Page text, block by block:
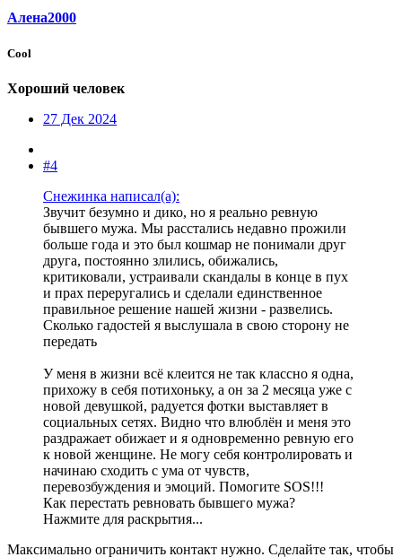
Алена2000
Cool
Хороший человек
27 Дек 2024
#4
Снежинка написал(а):
Звучит безумно и дико, но я реально ревную
бывшего мужа. Мы расстались недавно прожили
больше года и это был кошмар не понимали друг
друга, постоянно злились, обижались,
критиковали, устраивали скандалы в конце в пух
и прах переругались и сделали единственное
правильное решение нашей жизни - развелись.
Сколько гадостей я выслушала в свою сторону не
передать
У меня в жизни всё клеится не так классно я одна,
прихожу в себя потихоньку, а он за 2 месяца уже с
новой девушкой, радуется фотки выставляет в
социальных сетях. Видно что влюблён и меня это
раздражает обижает и я одновременно ревную его
к новой женщине. Не могу себя контролировать и
начинаю сходить с ума от чувств,
перевозбуждения и эмоций. Помогите SOS!!!
Как перестать ревновать бывшего мужа?
Нажмите для раскрытия...
Максимально ограничить контакт нужно. Сделайте так, чтобы